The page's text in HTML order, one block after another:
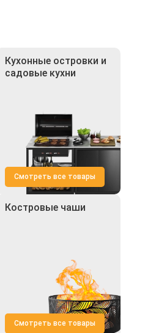
Кухонные островки и
садовые кухни
Смотреть все товары
Костровые чаши
Смотреть все товары